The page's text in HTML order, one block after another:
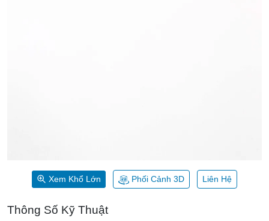
Xem Khổ Lớn Phối Cảnh 3D Liên Hệ
Thông Số Kỹ Thuật